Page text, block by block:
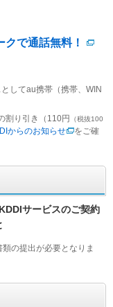
で通話無料！
してau携帯（携帯、WIN
割り引き（110円
（税抜100
からのお知らせ
をご確
サービスのご契約
の提出が必要となりま